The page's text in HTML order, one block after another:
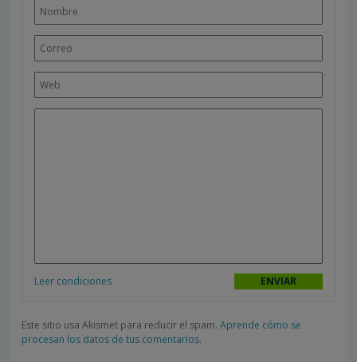
Leer condiciones
Este sitio usa Akismet para reducir el spam. Aprende cómo se
procesan los datos de tus comentarios.